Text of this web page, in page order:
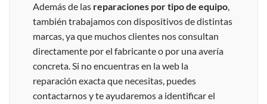
Además de las reparaciones por tipo de equipo,
también trabajamos con dispositivos de distintas
marcas, ya que muchos clientes nos consultan
directamente por el fabricante o por una avería
concreta. Si no encuentras en la web la
reparación exacta que necesitas, puedes
contactarnos y te ayudaremos a identificar el